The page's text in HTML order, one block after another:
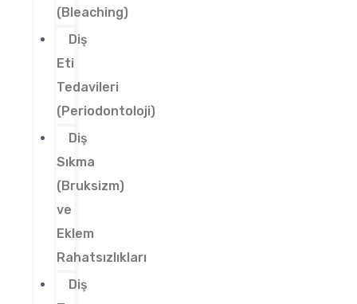
(Bleaching)
Diş
Eti
Tedavileri
(Periodontoloji)
Diş
Sıkma
(Bruksizm)
ve
Eklem
Rahatsızlıkları
Diş